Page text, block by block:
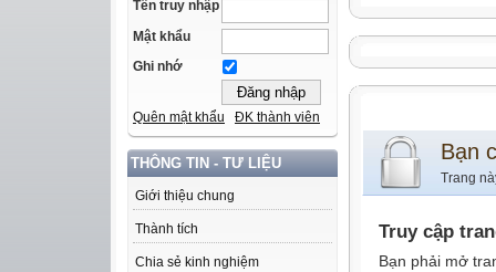
Tên truy nhập
Mật khẩu
Ghi nhớ
Quên mật khẩu ĐK thành viên
THÔNG TIN - TƯ LIỆU
Giới thiệu chung
Thành tích
Chia sẻ kinh nghiệm
Bạn
Trang
Truy cập
Bạn phải mở